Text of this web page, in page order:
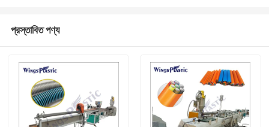
প্রস্তাবিত পণ্য